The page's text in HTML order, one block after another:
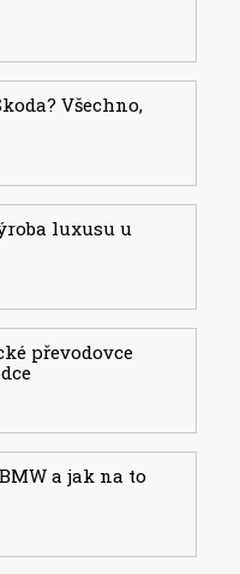
Všechno,
luxusu u
převodovce
a jak na to